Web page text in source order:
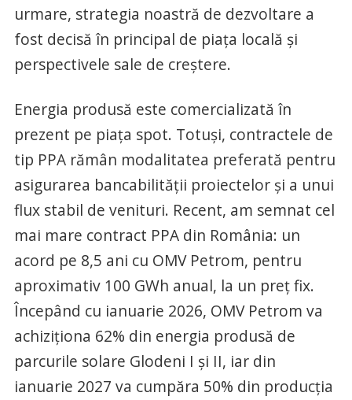
urmare, strategia noastră de dezvoltare a
fost decisă în principal de piața locală și
perspectivele sale de creștere.
Energia produsă este comercializată în
prezent pe piața spot. Totuși, contractele de
tip PPA rămân modalitatea preferată pentru
asigurarea bancabilității proiectelor și a unui
flux stabil de venituri. Recent, am semnat cel
mai mare contract PPA din România: un
acord pe 8,5 ani cu OMV Petrom, pentru
aproximativ 100 GWh anual, la un preț fix.
Începând cu ianuarie 2026, OMV Petrom va
achiziționa 62% din energia produsă de
parcurile solare Glodeni I și II, iar din
ianuarie 2027 va cumpăra 50% din producția